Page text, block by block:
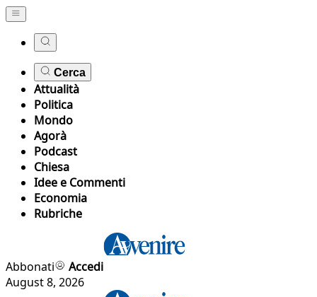
Cerca
Attualità
Politica
Mondo
Agorà
Podcast
Chiesa
Idee e Commenti
Economia
Rubriche
Abbonati
Accedi
August 8, 2026